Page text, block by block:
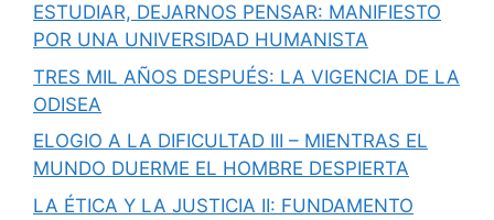
ESTUDIAR, DEJARNOS PENSAR: MANIFIESTO
POR UNA UNIVERSIDAD HUMANISTA
TRES MIL AÑOS DESPUÉS: LA VIGENCIA DE LA
ODISEA
ELOGIO A LA DIFICULTAD III – MIENTRAS EL
MUNDO DUERME EL HOMBRE DESPIERTA
LA ÉTICA Y LA JUSTICIA II: FUNDAMENTO